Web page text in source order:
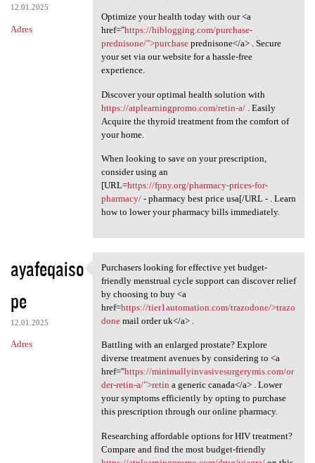
12.01.2025
Adres
Optimize your health today with our <a
href="https://hiblogging.com/purchase-
prednisone/">purchaseprednisone</a> . Secure
your set via our website for a hassle-free
experience.
Discover your optimal health solution with
https://atplearningpromo.com/retin-a/. Easily
Acquire the thyroid treatment from the comfort of
your home.
When looking to save on your prescription,
consider using an
[URL=https://fpny.org/pharmacy-prices-for-
pharmacy/- pharmacy best price usa[/URL - . Learn
how to lower your pharmacy bills immediately.
ayafeqaiso
pe
12.01.2025
Adres
Purchasers looking for
Purchasers looking for effective yet budget-
friendly menstrual cycle support can discover relief
by choosing to buy <a
href=https://tier1automation.com/trazodone/>trazo
donemail order uk</a> .
Battling with an enlarged prostate? Explore
diverse treatment avenues by considering to <a
href="https://minimallyinvasivesurgerymis.com/or
der-retin-a/">retin a generic canada</a> . Lower
your symptoms efficiently by opting to purchase
this prescription through our online pharmacy.
Researching affordable options for HIV treatment?
Compare and find the most budget-friendly